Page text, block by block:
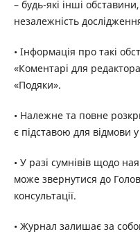
– будь-які інші
незалежність
• Інформація про такі
«Коментарі для
«Подяки».
• Належне та повне
є підставою для відмови
• У разі сумнівів щодо
може звернутися до
консультації.
• Журнал залишає за